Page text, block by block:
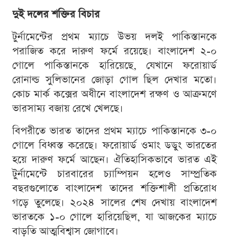
দুই দলের শক্তির বিচার
টুর্নামেন্টের প্রথম ম্যাচে উভয় দলই পাকিস্তানকে
পরাজিত করে দারুণ ফর্মে রয়েছে। বাংলাদেশ ২-০
গোলে পাকিস্তানকে হারিয়েছে, যেখানে ফরোয়ার্ড
রোনাল্ড সুলিভানের জোড়া গোল ছিল দেখার মতো।
কোচ মার্ক কক্সের অধীনে বাংলাদেশ রক্ষণ ও আক্রমণে
ভারসাম্য বজায় রেখে খেলছে।
বিপরীতে ভারত তাদের প্রথম ম্যাচে পাকিস্তানকে ৩-০
গোলে বিধ্বস্ত করেছে। ফরোয়ার্ড ওমাং ডডুং ভারতের
হয়ে দারুণ ফর্মে আছেন। ঐতিহাসিকভাবে ভারত এই
টুর্নামেন্টে চারবারের চ্যাম্পিয়ন হলেও সাম্প্রতিক
বছরগুলোতে বাংলাদেশ তাদের শক্তিশালী প্রতিরোধ
গড়ে তুলেছে। ২০২৪ সালের শেষ দেখায় বাংলাদেশ
ভারতকে ১-০ গোলে হারিয়েছিল, যা আজকের ম্যাচে
বাড়তি আত্মবিশ্বাস জোগাবে।